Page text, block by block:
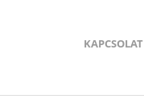
KAPCSOLAT